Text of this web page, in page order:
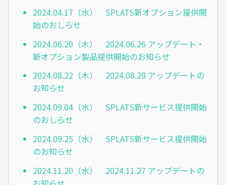
2024.04.17（水） SPLATS新オプション提供開
始のおしらせ
2024.06.20（木） 2024.06.26 アップデート・
新オプション製品提供開始のお知らせ
2024.08.22（木） 2024.08.28 アップデートの
お知らせ
2024.09.04（水） SPLATS新サービス提供開始
のおしらせ
2024.09.25（水） SPLATS新サービス提供開始
のお知らせ
2024.11.20（水） 2024.11.27 アップデートの